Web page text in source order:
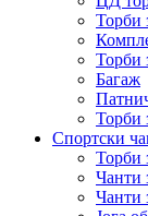
Торби
Торби
Багаж
Торби
Спортски
Торби
Чанти
Чанти